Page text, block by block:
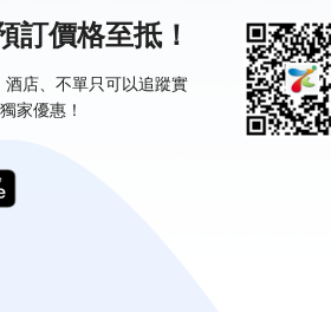
訂價格至抵！
店、不單只可以追蹤實
家優惠！